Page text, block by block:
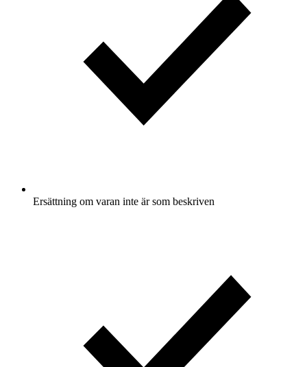
Ersättning om varan inte är som beskriven